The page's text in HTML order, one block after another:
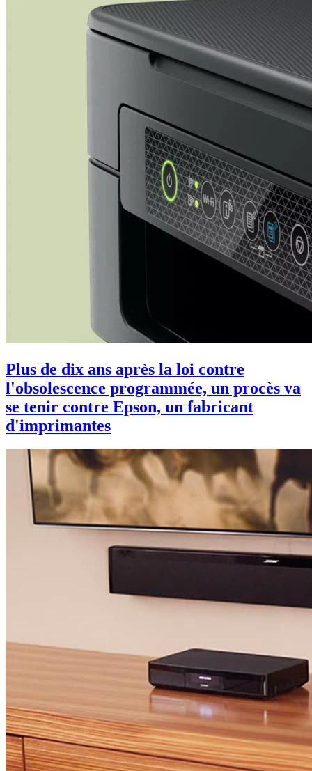
Plus de dix ans après la loi contre
l'obsolescence programmée, un procès va
se tenir contre Epson, un fabricant
d'imprimantes